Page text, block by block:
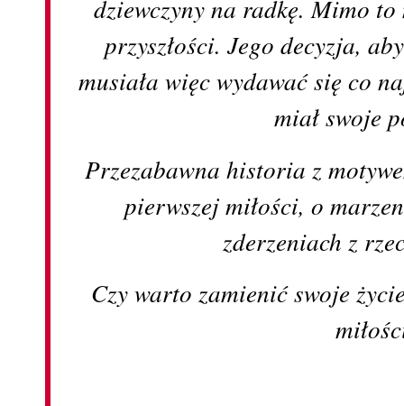
dziewczyny na radkę. Mimo to
przyszłości. Jego decyzja,
musiała więc wydawać się co
miał swoje
Przezabawna historia z
pierwszej miłości, o
zderzeniach z
Czy warto zamienić swoje